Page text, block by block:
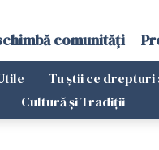
comunități
Tu știi ce drepturi
Cultură și Tradiții